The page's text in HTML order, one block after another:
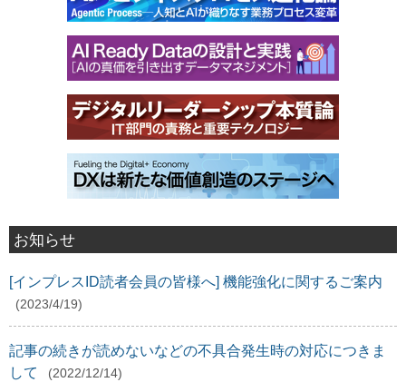
お知らせ
[インプレスID読者会員の皆様へ] 機能強化に関するご案内
(2023/4/19)
記事の続きが読めないなどの不具合発生時の対応につきま
して
(2022/12/14)